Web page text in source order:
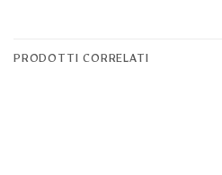
PRODOTTI CORRELATI